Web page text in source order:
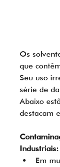
Os
que
Seu uso
série de
Abaixo
destacam
Industriais:
Em